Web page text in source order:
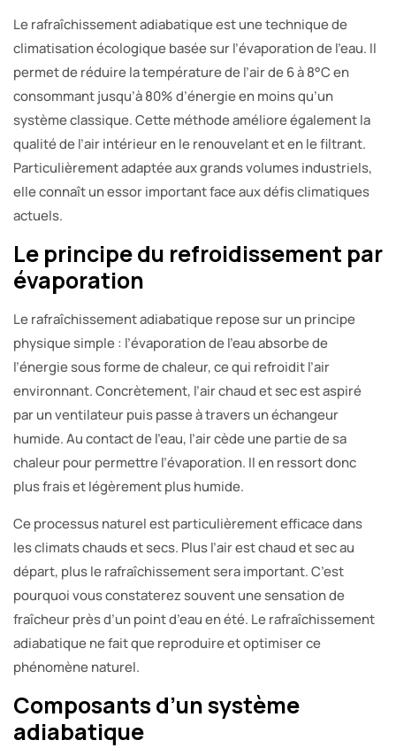
Le rafraîchissement adiabatique est une technique de
climatisation écologique basée sur l’évaporation de l’eau. Il
permet de réduire la température de l’air de 6 à 8°C en
consommant jusqu’à 80% d’énergie en moins qu’un
système classique. Cette méthode améliore également la
qualité de l’air intérieur en le renouvelant et en le filtrant.
Particulièrement adaptée aux grands volumes industriels,
elle connaît un essor important face aux défis climatiques
actuels.
Le principe du refroidissement par
évaporation
Le rafraîchissement adiabatique repose sur un principe
physique simple : l’évaporation de l’eau absorbe de
l’énergie sous forme de chaleur, ce qui refroidit l’air
environnant. Concrètement, l’air chaud et sec est aspiré
par un ventilateur puis passe à travers un échangeur
humide. Au contact de l’eau, l’air cède une partie de sa
chaleur pour permettre l’évaporation. Il en ressort donc
plus frais et légèrement plus humide.
Ce processus naturel est particulièrement efficace dans
les climats chauds et secs. Plus l’air est chaud et sec au
départ, plus le rafraîchissement sera important. C’est
pourquoi vous constaterez souvent une sensation de
fraîcheur près d’un point d’eau en été. Le rafraîchissement
adiabatique ne fait que reproduire et optimiser ce
phénomène naturel.
Composants d’un système
adiabatique